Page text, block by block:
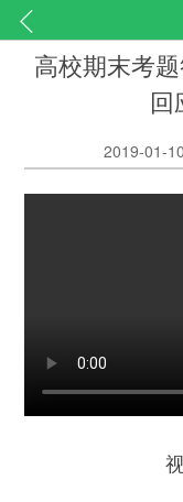
高校期末考
回
2019-01-
视